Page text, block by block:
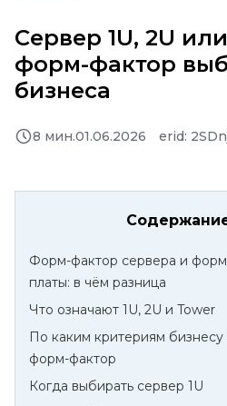
Сервер 1U, 2U
форм‑фактор
бизнеса
8 мин.01.06.2026 erid:
Форм‑фактор сервера и
платы: в чём разница
Что означают 1U, 2U и Tower
По каким критериям бизнесу
форм‑фактор
Когда выбирать сервер 1U